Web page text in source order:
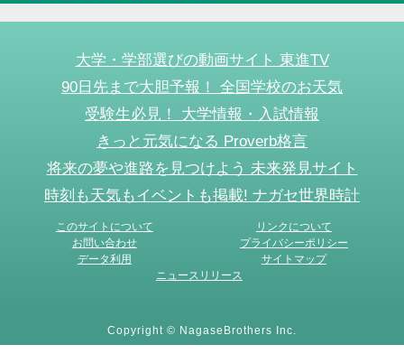
大学・学部選びの動画サイト 東進TV
90日先まで大胆予報！ 全国学校のお天気
受験生必見！ 大学情報・入試情報
きっと元気になる Proverb格言
将来の夢や進路を見つけよう 未来発見サイト
時刻も天気もイベントも掲載! ナガセ世界時計
このサイトについて
リンクについて
お問い合わせ
プライバシーポリシー
データ利用
サイトマップ
ニュースリリース
Copyright © NagaseBrothers Inc.